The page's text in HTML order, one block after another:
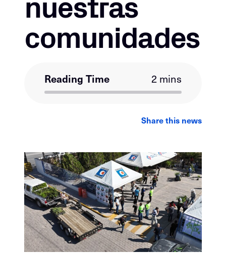
comunidades
Reading Time 2 mins
Share this news